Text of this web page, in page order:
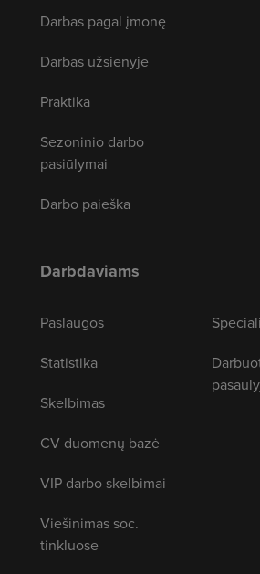
Darbas pagal įmonę
Darbas užsienyje
Praktika
Sezoninio darbo
pasiūlymai
Darbo paieška
Darbdaviams
Paslaugos
Statistika
Skelbimas
CV duomenų bazė
VIP darbo skelbimai
Viešinimas soc.
tinkluose